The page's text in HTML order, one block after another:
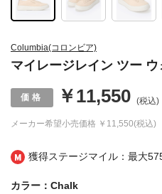
獲得ステージマイル：最大
Columbia(コロンビア)
マイレージレイン ツー
メーカー希望小売価格 ￥11,550(税込)
￥11,550 (税込)
カラー：Chalk